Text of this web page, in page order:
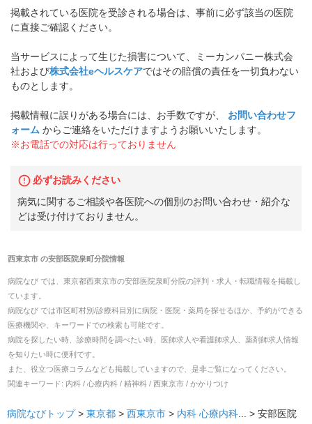
掲載されている医院を受診される場合は、事前に必ず該当の医院
に直接ご確認ください。
当サービスによって生じた損害について、ミーカンパニー株式会
社および株式会社eヘルスケアではその賠償の責任を一切負わない
ものとします。
掲載情報に誤りがある場合には、お手数ですが、
お問い合わせフ
ォーム からご連絡をいただけますようお願いいたします。
※お電話での対応は行っておりません
必ずお読みください
病気に関するご相談や各医院への個別のお問い合わせ・紹介な
どは受け付けておりません。
西東京市の安部医院泉町分院情報
病院なび では、 東京都西東京市の安部医院泉町分院の評判・求人・転職情報を掲載し
ています。
病院なび では市区町村別/診療科目別に病院・医院・薬局を探せるほか、予約ができる
医療機関や、キーワードでの検索も可能です。
病院を探したい時、診療時間を調べたい時、医師求人や看護師求人、薬剤師求人情報
を知りたい時に便利です。
また、役立つ医療コラムなども掲載していますので、是非ご覧になってください。
関連キーワード: 内科 / 心療内科 / 精神科 / 西東京市 / かかりつけ
病院なびトップ> 東京都 > 西東京市 > 内科 心療内科 ... > 安部医院